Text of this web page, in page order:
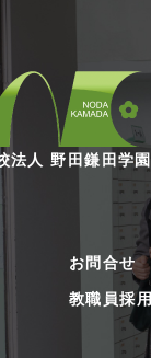
法人 野田鎌田学園
お問合せ
教職員採用